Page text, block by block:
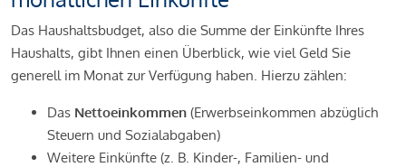
Das Haushaltsbudget, also die Summe der Einkünfte Ihres
Haushalts, gibt Ihnen einen Überblick, wie viel Geld Sie
generell im Monat zur Verfügung haben. Hierzu zählen:
Das Nettoeinkommen (Erwerbseinkommen abzüglich
Steuern und Sozialabgaben)
Weitere Einkünfte (z. B. Kinder-, Familien- und